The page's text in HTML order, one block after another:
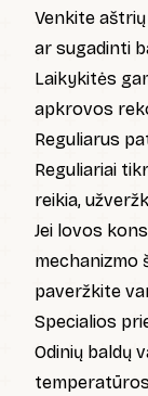
Venkite
ar sugadinti
Laikykitės
apkrovos
Reguliarus
Reguliariai
reikia,
Jei lovos
mechanizmo
paveržkite
Specialios
Odinių baldų